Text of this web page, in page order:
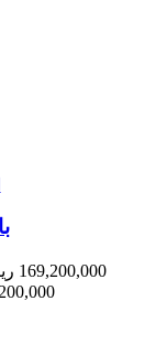
169,200,000
169,200,000 ریال تا